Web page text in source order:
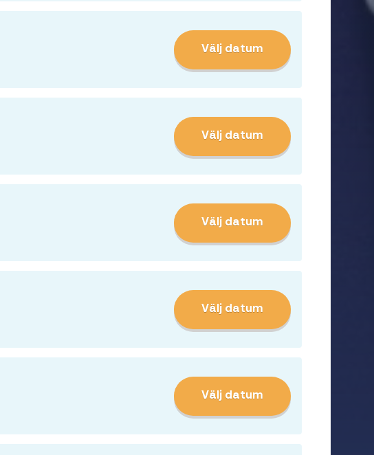
Välj datum
Välj datum
Välj datum
Välj datum
Välj datum